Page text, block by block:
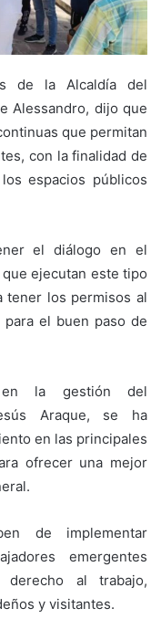
de la Alcaldía del
Alessandro, dijo que
que permitan
con la finalidad de
espacios públicos
el diálogo en el
ejecutan este tipo
tener los permisos al
el buen paso de
en la gestión del
Araque, se ha
en las principales
ofrecer una mejor
de implementar
emergentes
al trabajo,
y visitantes.